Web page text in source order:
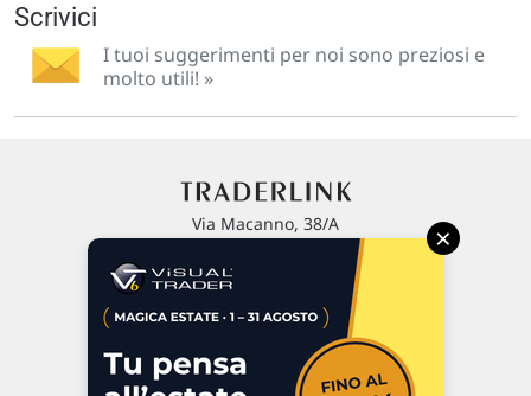
Scrivici
I tuoi suggerimenti per noi sono preziosi e
molto utili! »
Via Macanno, 38/A
P.IVA 02 452 460 401
Commenti e segnalazioni
×